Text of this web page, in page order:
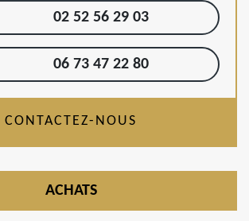
02 52 56 29 03
06 73 47 22 80
CONTACTEZ-NOUS
ACHATS